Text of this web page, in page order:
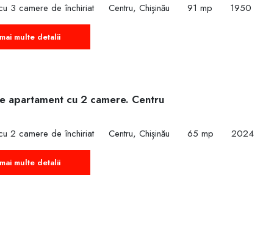
3 camere de închiriat Centru, Chișinău 91 mp 1950
multe detalii
apartament cu 2 camere. Centru
2 camere de închiriat Centru, Chișinău 65 mp 2024
multe detalii